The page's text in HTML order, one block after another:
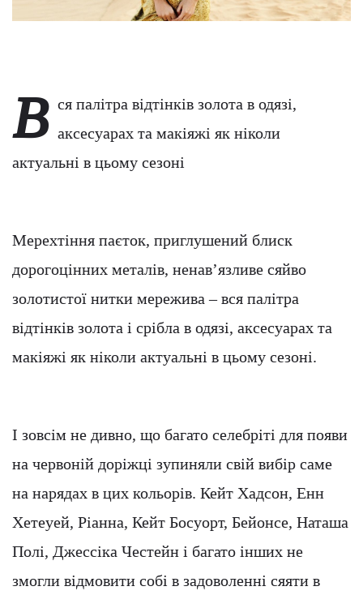
В ся палітра відтінків золота в одязі,
аксесуарах та макіяжі як ніколи
актуальні в цьому сезоні
Мерехтіння паєток, приглушений блиск
дорогоцінних металів, ненав’язливе сяйво
золотистої нитки мережива – вся палітра
відтінків золота і срібла в одязі, аксесуарах та
макіяжі як ніколи актуальні в цьому сезоні.
І зовсім не дивно, що багато селебріті для появи
на червоній доріжці зупиняли свій вибір саме
на нарядах в цих кольорів. Кейт Хадсон, Енн
Хетеуей, Ріанна, Кейт Босуорт, Бейонсе, Наташа
Полі, Джессіка Честейн і багато інших не
змогли відмовити собі в задоволенні сяяти в